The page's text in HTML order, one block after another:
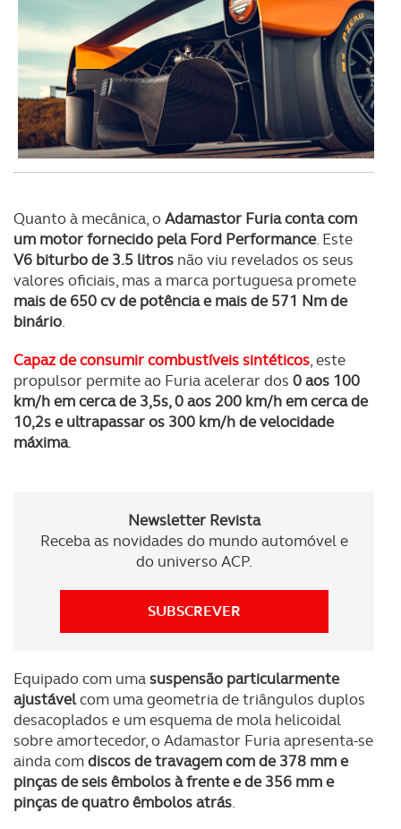
Realçamos que o bloqueio de certo tipo de Cookies e
tecnologias similares pode ter impacto na sua
experiência de navegação no Website e nos serviços
disponibilizados.
Consulte a política de cookies do site.
Quanto à mecânica, oAdamastor Furia conta com
um motor fornecido pela Ford Performance. Este
V6 biturbo de 3.5 litros não viu revelados os seus
valores oficiais, mas a marca portuguesa promete
mais de 650 cv de potência e mais de 571 Nm de
binário.
Capaz de consumir combustíveis sintéticos, este
propulsor permite ao Furia acelerar dos 0 aos 100
km/h em cerca de 3,5s, 0 aos 200 km/h em cerca de
10,2s e ultrapassar os 300 km/h de velocidade
máxima.
Newsletter Revista
Receba as novidades do mundo automóvel e
do universo ACP.
SUBSCREVER
Equipado com umasuspensão particularmente
ajustávelcom uma geometria de triângulos duplos
desacoplados e um esquema de mola helicoidal
sobre amortecedor, o Adamastor Furia apresenta-se
ainda comdiscos de travagem com de 378 mm e
pinças de seis êmbolos à frente e de 356 mm e
pinças de quatro êmbolos atrás.